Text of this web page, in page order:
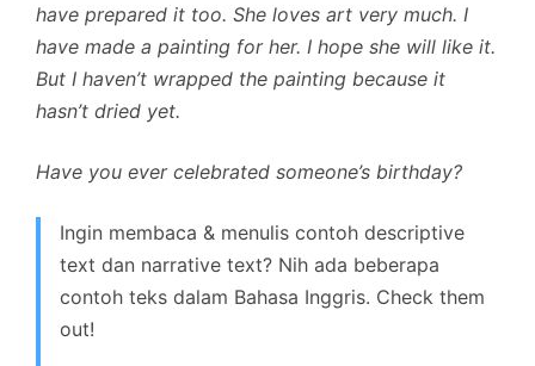
have prepared it too. She loves art very much. I
have made a painting for her. I hope she will like it.
But I haven’t wrapped the painting because it
hasn’t dried yet.
Have you ever celebrated someone’s birthday?
Ingin membaca & menulis contoh descriptive
text dan narrative text? Nih ada beberapa
contoh teks dalam Bahasa Inggris. Check them
out!